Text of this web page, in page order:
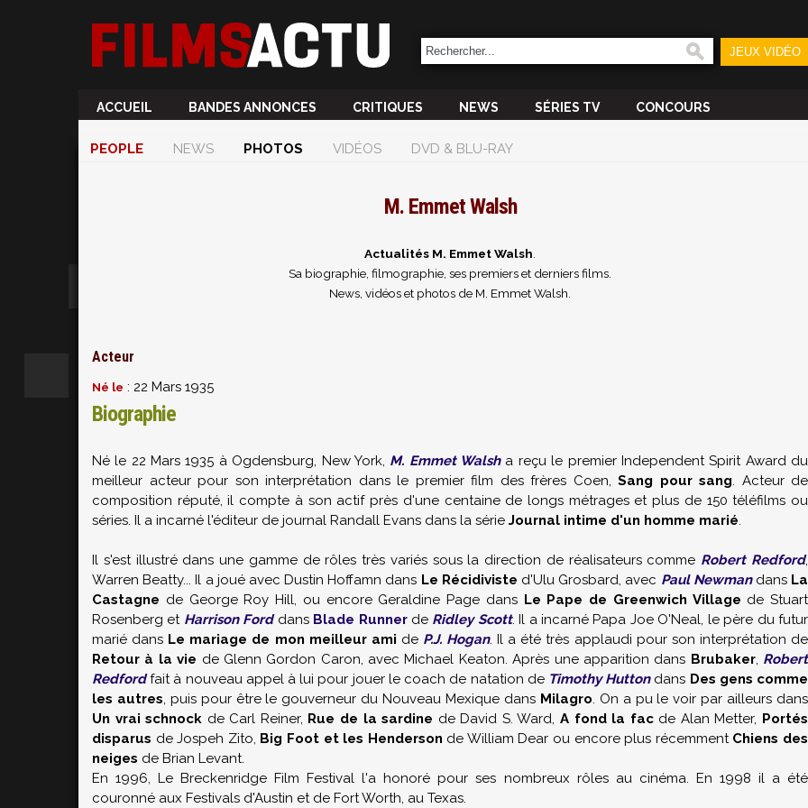
JEUX VIDÉO
ACCUEIL BANDES ANNONCES CRITIQUES NEWS SÉRIES TV CONCOURS
PEOPLE NEWS PHOTOS VIDÉOS DVD & BLU-RAY
M. Emmet Walsh
Actualités M. Emmet Walsh
Sa biographie, filmographie, ses premiers et derniers films.
News, vidéos et photos de M. Emmet Walsh.
Acteur
Né le : 22 Mars 1935
Biographie
Né le 22 Mars 1935 à Ogdensburg, New York, M. Emmet Walsha reçu le premier Independent Spirit Award du
meilleur acteur pour son interprétation dans le premier film des frères Coen, Sang pour sang. Acteur de
composition réputé, il compte à son actif près d'une centaine de longs métrages et plus de 150 téléfilms ou
séries. Il a incarné l'éditeur de journal Randall Evans dans la série Journal intime d'un homme marié.
Il s'est illustré dans une gamme de rôles très variés sous la direction de réalisateurs comme Robert Redford,
Warren Beatty... Il a joué avec Dustin Hoffamn dans Le Récidiviste d'Ulu Grosbard, avec Paul Newmandans La
Castagne de George Roy Hill, ou encore Geraldine Page dans Le Pape de Greenwich Village de Stuart
Rosenberg et Harrison Forddans Blade Runnerde Ridley Scott. Il a incarné Papa Joe O'Neal, le père du futur
marié dans Le mariage de mon meilleur ami de P.J. Hogan. Il a été très applaudi pour son interprétation de
Retour à la vie de Glenn Gordon Caron, avec Michael Keaton. Après une apparition dans Brubaker, Robert
Redfordfait à nouveau appel à lui pour jouer le coach de natation de Timothy Huttondans Des gens comme
les autres, puis pour être le gouverneur du Nouveau Mexique dans Milagro. On a pu le voir par ailleurs dans
Un vrai schnock de Carl Reiner, Rue de la sardine de David S. Ward,A fond la facde Alan Metter, Portés
disparus de Jospeh Zito, Big Foot et les Henderson de William Dear ou encore plus récemment Chiens des
neiges de Brian Levant.
En 1996, Le Breckenridge Film Festival l'a honoré pour ses nombreux rôles au cinéma. En 1998 il a été
couronné aux Festivals d'Austin et de Fort Worth, au Texas.